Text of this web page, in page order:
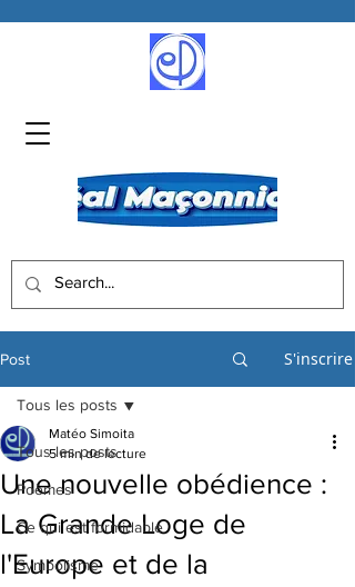
Post S'inscrire
Tous les posts
Poèmes
Ce qui est formidable
Symbolisme
Tous les posts
Une nouvelle obédience :
La Grande Loge de
l'Europe et de la
Matéo Simoita
5 min de lecture